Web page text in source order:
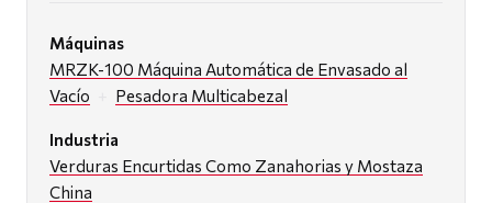
Máquinas
MRZK-100 Máquina Automática de Envasado al
Vacío
Pesadora Multicabezal
Industria
Verduras Encurtidas Como Zanahorias y Mostaza
China